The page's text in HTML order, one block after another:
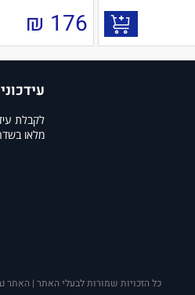
176
₪
לקבלת
מלאו
כל הזכויות שמורות לבעלי האתר | האתר